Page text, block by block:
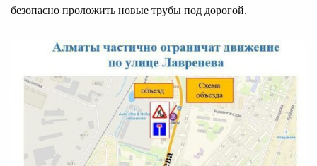
безопасно проложить новые трубы под дорогой.